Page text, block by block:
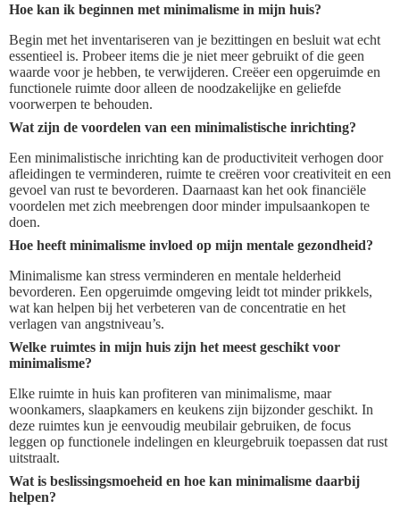
Hoe kan ik beginnen met minimalisme in mijn huis?
Begin met het inventariseren van je bezittingen en besluit wat echt
essentieel is. Probeer items die je niet meer gebruikt of die geen
waarde voor je hebben, te verwijderen. Creëer een opgeruimde en
functionele ruimte door alleen de noodzakelijke en geliefde
voorwerpen te behouden.
Wat zijn de voordelen van een minimalistische inrichting?
Een minimalistische inrichting kan de productiviteit verhogen door
afleidingen te verminderen, ruimte te creëren voor creativiteit en een
gevoel van rust te bevorderen. Daarnaast kan het ook financiële
voordelen met zich meebrengen door minder impulsaankopen te
doen.
Hoe heeft minimalisme invloed op mijn mentale gezondheid?
Minimalisme kan stress verminderen en mentale helderheid
bevorderen. Een opgeruimde omgeving leidt tot minder prikkels,
wat kan helpen bij het verbeteren van de concentratie en het
verlagen van angstniveau’s.
Welke ruimtes in mijn huis zijn het meest geschikt voor
minimalisme?
Elke ruimte in huis kan profiteren van minimalisme, maar
woonkamers, slaapkamers en keukens zijn bijzonder geschikt. In
deze ruimtes kun je eenvoudig meubilair gebruiken, de focus
leggen op functionele indelingen en kleurgebruik toepassen dat rust
uitstraalt.
Wat is beslissingsmoeheid en hoe kan minimalisme daarbij
helpen?